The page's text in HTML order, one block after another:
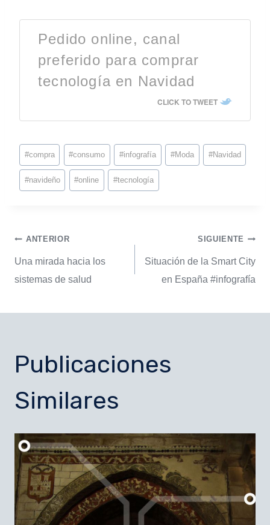
Pedido online, canal
preferido para comprar
tecnología en Navidad
CLICK TO TWEET
#compra #consumo #infografía #Moda #Navidad
#navideño #online #tecnología
ANTERIOR
Una mirada hacia los
sistemas de salud
SIGUIENTE
Situación de la Smart City
en España #infografía
Publicaciones
Similares